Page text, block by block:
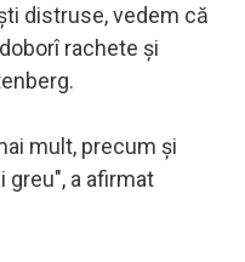
distruse, vedem că
rachete şi
mult, precum şi
greu", a afirmat